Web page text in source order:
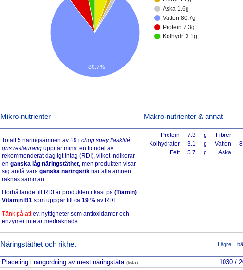
Aska 1.6g
Vatten 80.7g
Protein 7.3g
Kolhydr. 3.1g
80.7%
Mikro-nutrienter Makro-nutrienter & annat
Totalt 5 näringsämnen av 19 i chop suey fläskfilé
gris restaurang uppnår minst en tiondel av
rekommenderat dagligt intag (RDI), vilket indikerar
en ganska låg näringstäthet , men produkten visar
sig ändå vara ganska näringsrik när alla ämnen
räknas samman.
I förhållande till RDI är produkten rikast på (Tiamin)
Vitamin B1 som uppgår till ca 19 % av RDI.
Tänk på attev. nyttigheter som antioxidanter och
enzymer inte är medräknade.
Protein 7.3 g Fibrer
Kolhydrater
3.1 g Vatten
Fett
5.7 g Aska
Näringstäthet och rikhet Lägre =
Placering i rangordning av mest näringstäta (lista)
1030 /